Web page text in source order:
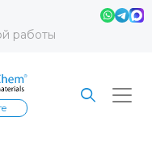
работы